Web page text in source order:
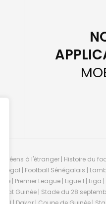
à l'étranger | Histoire du
| Football Sénégalais |
| Premier League | Ligue 1 | Liga
Guinée | Stade du 28